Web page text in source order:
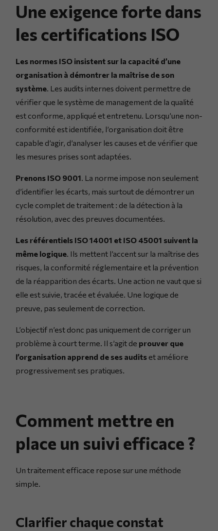
Une exigence forte dans
les certifications ISO
Les normes ISO insistent sur la capacité d’une
organisation à démontrer la maîtrise de son
système. Les audits internes doivent permettre de
vérifier que le système de management de la qualité
est conforme, appliqué et entretenu. Lorsqu’une non-
conformité est identifiée, l’organisation doit être
capable d’agir, d’analyser les causes et de vérifier que
les mesures prises sont adaptées.
Prenons ISO 9001. La norme impose non seulement
d’identifier les écarts, mais surtout de démontrer un
cycle complet de traitement : de la détection à la
résolution, avec des preuves documentées.
Les référentiels ISO 14001 et ISO 45001 suivent la
même logique. Ils mettent l’accent sur la maîtrise des
risques, la conformité réglementaire et la prévention
de la réapparition des écarts. Une action ne vaut que si
elle est suivie, tracée et évaluée. Une logique de
preuve, pas seulement de correction.
L’objectif n’est donc pas uniquement de corriger un
problème à court terme. Il s’agit de prouver que
l’organisation apprend de ses audits et améliore
progressivement ses pratiques.
Comment mettre en
place un suivi efficace ?
Un traitement efficace repose sur une méthode
simple.
Clarifier chaque constat